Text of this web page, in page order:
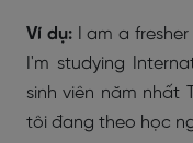
Ví dụ:
I am a
I'm studying
sinh viên năm nhất
tôi đang theo học